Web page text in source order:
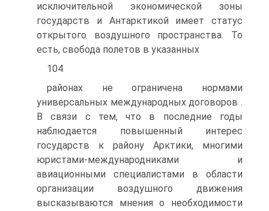
исключительной экономической зоны
государств и Антарктикой имеет статус
открытого воздушного пространства. То
есть, свобода полетов в указанных
104
районах не ограничена нормами
универсальных международных договоров .
В связи с тем, что в последние годы
наблюдается повышенный интерес
государств к району Арктики, многими
юристами-международниками и
авиационными специалистами в области
организации воздушного движения
высказываются мнения о необходимости